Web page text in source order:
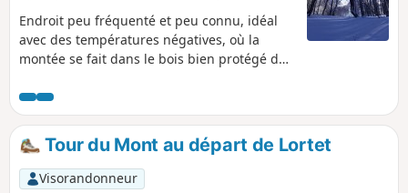
Endroit peu fréquenté et peu connu, idéal
avec des températures négatives, où la
montée se fait dans le bois bien protégé du
neige aussi et il est possible de partir
également d'Esparros, depuis le gouffre.
Tour du Mont au départ de Lortet
Visorandonneur